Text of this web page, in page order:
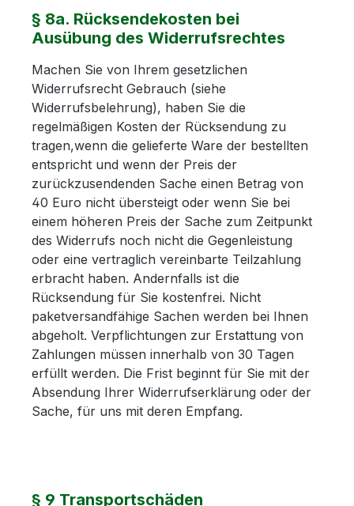
§ 8a. Rücksendekosten bei
Ausübung des Widerrufsrechtes
Machen Sie von Ihrem gesetzlichen
Widerrufsrecht Gebrauch (siehe
Widerrufsbelehrung), haben Sie die
regelmäßigen Kosten der Rücksendung zu
tragen,wenn die gelieferte Ware der bestellten
entspricht und wenn der Preis der
zurückzusendenden Sache einen Betrag von
40 Euro nicht übersteigt oder wenn Sie bei
einem höheren Preis der Sache zum Zeitpunkt
des Widerrufs noch nicht die Gegenleistung
oder eine vertraglich vereinbarte Teilzahlung
erbracht haben. Andernfalls ist die
Rücksendung für Sie kostenfrei. Nicht
paketversandfähige Sachen werden bei Ihnen
abgeholt. Verpflichtungen zur Erstattung von
Zahlungen müssen innerhalb von 30 Tagen
erfüllt werden. Die Frist beginnt für Sie mit der
Absendung Ihrer Widerrufserklärung oder der
Sache, für uns mit deren Empfang.
§ 9 Transportschäden